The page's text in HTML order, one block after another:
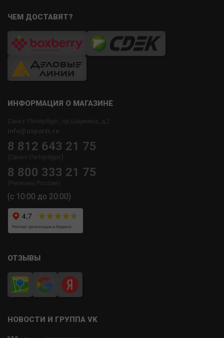
ЧЕМ ДОСТАВЯТ?
ИНФОРМАЦИЯ О МАГАЗИНЕ
Санкт-Петербург, пр.Шаумяна, д.2
info@usports.ru
8 812 643 21 75
(Санкт-Петербург)
8 800 333 21 75
(Регионы России)
(с 10:00 до 20:00)
ОТЗЫВЫ
НОВОСТИ И ГРУППА VK